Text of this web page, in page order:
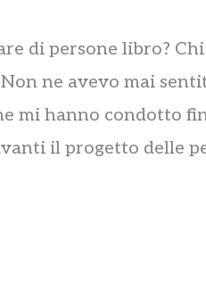
di persone libro? Chi
ne avevo mai
mi hanno condotto
il progetto delle